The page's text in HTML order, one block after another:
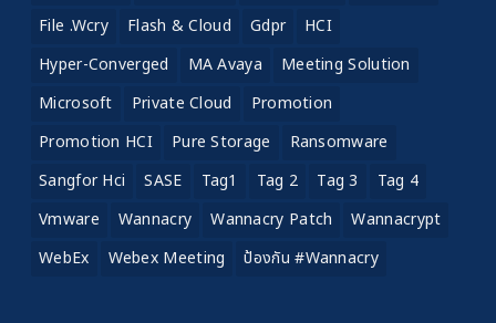
File .wcry
Flash & Cloud Gdpr
HCI
Hyper-Converged
MA Avaya
Meeting Solution
Microsoft
Private Cloud
Promotion
Promotion HCI
Pure Storage
Ransomware
Sangfor Hci
SASE Tag1 Tag 2 Tag 3
Tag 4
Vmware
Wannacry Wannacry Patch
Wannacrypt
WebEx
Webex Meeting ป้องกัน #wannacry